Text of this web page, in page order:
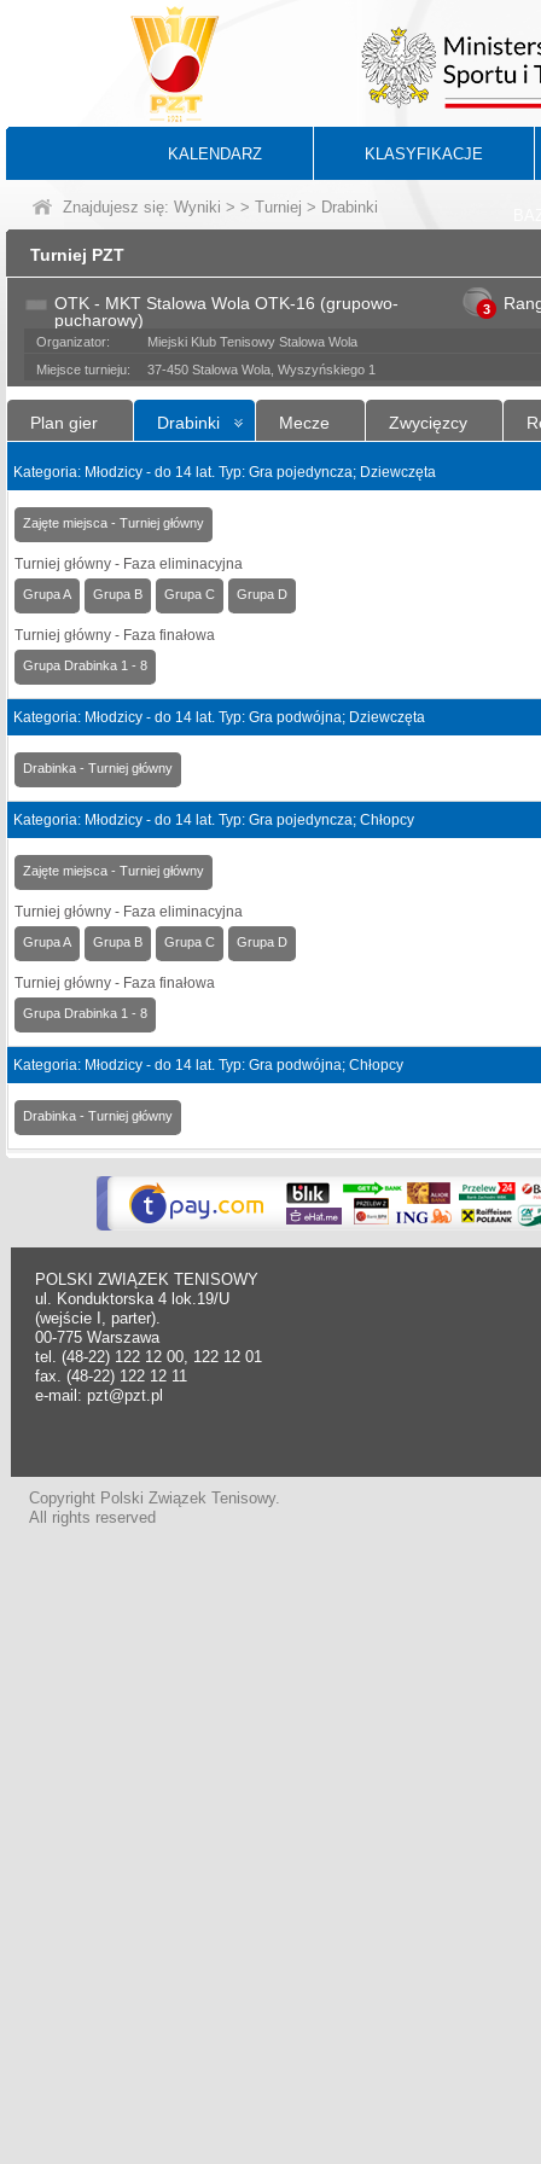
KALENDARZ KLASYFIKACJE
Znajdujesz się: Wyniki > > Turniej > Drabinki
Turniej PZT
OTK - MKT Stalowa Wola OTK-16 (grupowo-
pucharowy)
3
Organizator:
Miejski Klub Tenisowy Stalowa Wola
Miejsce turnieju:
37-450 Stalowa Wola, Wyszyńskiego 1
Plan gier Drabinki Mecze Zwycięzcy
Kategoria: Młodzicy - do 14 lat. Typ: Gra pojedyncza; Dziewczęta
Zajęte miejsca - Turniej główny
Turniej główny - Faza eliminacyjna
Grupa A Grupa B Grupa C Grupa D
Turniej główny - Faza finałowa
Grupa Drabinka 1 - 8
Kategoria: Młodzicy - do 14 lat. Typ: Gra podwójna; Dziewczęta
Drabinka - Turniej główny
Kategoria: Młodzicy - do 14 lat. Typ: Gra pojedyncza; Chłopcy
Zajęte miejsca - Turniej główny
Turniej główny - Faza eliminacyjna
Grupa A Grupa B Grupa C Grupa D
Turniej główny - Faza finałowa
Grupa Drabinka 1 - 8
Kategoria: Młodzicy - do 14 lat. Typ: Gra podwójna; Chłopcy
Drabinka - Turniej główny
POLSKI ZWIĄZEK TENISOWY
ul. Konduktorska 4 lok.19/U
(wejście I, parter).
00-775 Warszawa
tel. (48-22) 122 12 00, 122 12 01
fax. (48-22) 122 12 11
e-mail: pzt@pzt.pl
Copyright Polski Związek Tenisowy.
All rights reserved